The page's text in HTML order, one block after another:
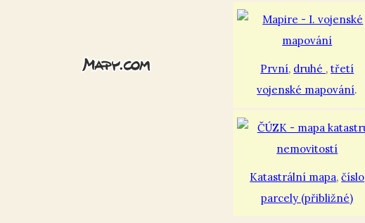
První, druhé ,třetí
vojenské mapování.
Katastrální mapa,číslo
parcely (přibližné)